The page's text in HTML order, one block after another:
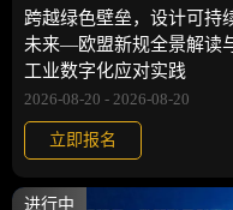
跨越绿色壁垒，设计可持
未来—欧盟新规全景解读
工业数字化应对实践
2026-08-20 - 2026-08-20
立即报名
进行中